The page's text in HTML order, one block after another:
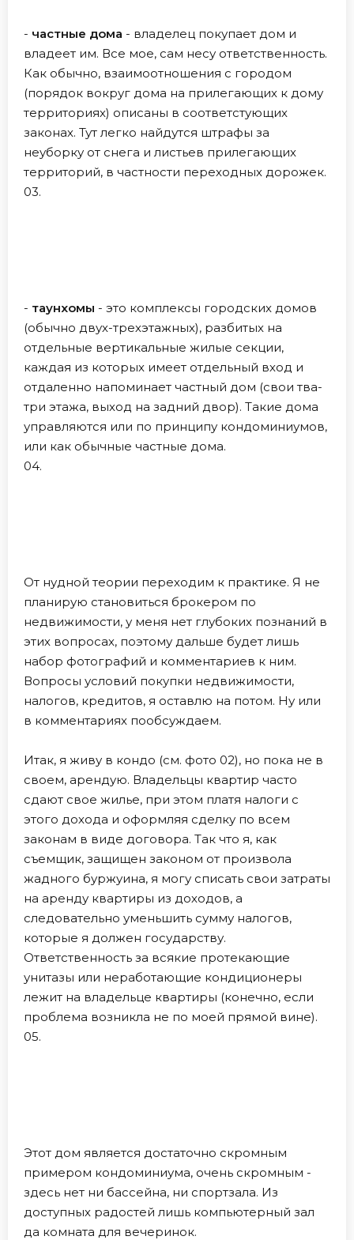
- частные дома - владелец покупает дом и
владеет им. Все мое, сам несу ответственность.
Как обычно, взаимоотношения с городом
(порядок вокруг дома на прилегающих к дому
территориях) описаны в соответстующих
законах. Тут легко найдутся штрафы за
неуборку от снега и листьев прилегающих
территорий, в частности переходных дорожек.
03.
- таунхомы - это комплексы городских домов
(обычно двух-трехэтажных), разбитых на
отдельные вертикальные жилые секции,
каждая из которых имеет отдельный вход и
отдаленно напоминает частный дом (свои тва-
три этажа, выход на задний двор). Такие дома
управляются или по принципу кондоминиумов,
или как обычные частные дома.
04.
От нудной теории переходим к практике. Я не
планирую становиться брокером по
недвижимости, у меня нет глубоких познаний в
этих вопросах, поэтому дальше будет лишь
набор фотографий и комментариев к ним.
Вопросы условий покупки недвижимости,
налогов, кредитов, я оставлю на потом. Ну или
в комментариях пообсуждаем.
Итак, я живу в кондо (см. фото 02), но пока не в
своем, арендую. Владельцы квартир часто
сдают свое жилье, при этом платя налоги с
этого дохода и оформляя сделку по всем
законам в виде договора. Так что я, как
съемщик, защищен законом от произвола
жадного буржуина, я могу списать свои затраты
на аренду квартиры из доходов, а
следовательно уменьшить сумму налогов,
которые я должен государству.
Ответственность за всякие протекающие
унитазы или неработающие кондиционеры
лежит на владельце квартиры (конечно, если
проблема возникла не по моей прямой вине).
05.
Этот дом является достаточно скромным
примером кондоминиума, очень скромным -
здесь нет ни бассейна, ни спортзала. Из
доступных радостей лишь компьютерный зал
да комната для вечеринок.